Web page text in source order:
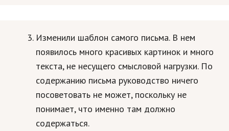
Путешествия
Строительство
Культура и общество
Бизнес
Изменили шаблон самого письма. В нем
появилось много красивых картинок и много
текста, не несущего смысловой нагрузки. По
содержанию письма руководство ничего
посоветовать не может, поскольку не
понимает, что именно там должно
содержаться.